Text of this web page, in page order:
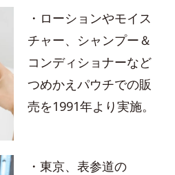
・ローションやモイス
チャー、シャンプー＆
コンディショナーなど
つめかえパウチでの販
売を1991年より実施。
・東京、表参道の